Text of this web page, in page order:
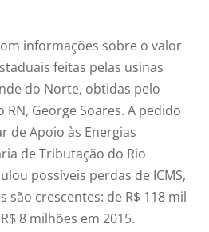
informações sobre o valor
feitas pelas usinas
do Norte, obtidas pelo
George Soares. A pedido
de Apoio às Energias
de Tributação do Rio
possíveis perdas de ICMS,
são crescentes: de R$ 118 mil
8 milhões em 2015.